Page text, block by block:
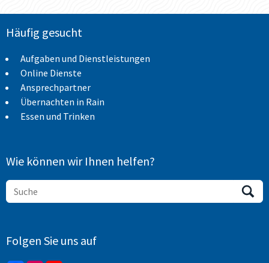
Häufig gesucht
Aufgaben und Dienstleistungen
Online Dienste
Ansprechpartner
Übernachten in Rain
Essen und Trinken
Wie können wir Ihnen helfen?
Folgen Sie uns auf